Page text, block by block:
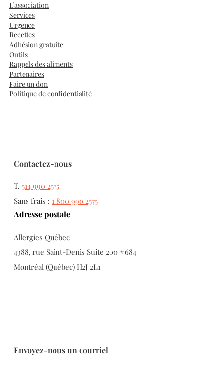
L’association
Services
Urgence
Recettes
Adhésion gratuite
Outils
Rappels des aliments
Partenaires
Faire un don
Politique de confidentialité
Contactez-nous
T. 514 990 2575
Sans frais : 1 800 990 2575
Adresse postale
Allergies Québec
4388, rue Saint-Denis Suite 200 #684
Montréal (Québec) H2J 2L1
Envoyez-nous un courriel